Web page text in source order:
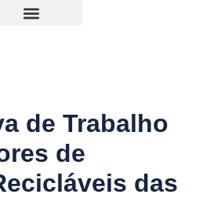
de Trabalho
de
das